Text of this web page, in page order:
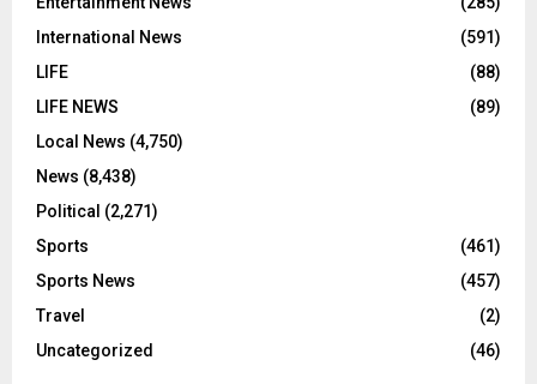
International News
(591)
LIFE
(88)
LIFE NEWS
(89)
Local News (4,750)
News (8,438)
Political (2,271)
Sports
(461)
Sports News
(457)
Travel
(2)
Uncategorized
(46)